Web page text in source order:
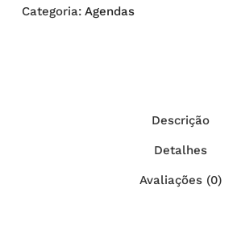
Categoria: Agendas
Descrição
Detalhes
Avaliações (0)